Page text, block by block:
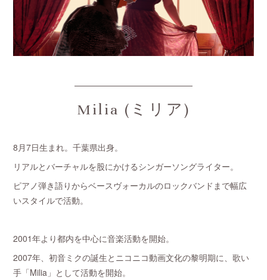
Milia (ミリア)
8月7日生まれ。千葉県出身。
リアルとバーチャルを股にかけるシンガーソングライター。
ピアノ弾き語りからベースヴォーカルのロックバンドまで幅広
いスタイルで活動。
2001年より都内を中心に音楽活動を開始。
2007年、初音ミクの誕生とニコニコ動画文化の黎明期に、歌い
手「Milia」として活動を開始。